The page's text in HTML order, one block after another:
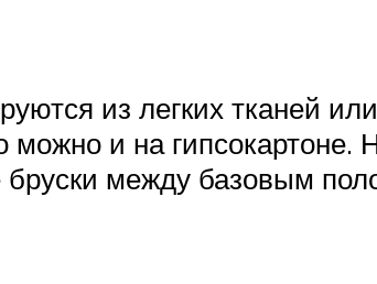
из легких тканей
можно и на
между базовым